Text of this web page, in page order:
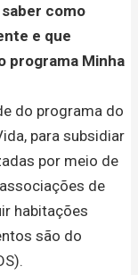
como
e que
programa Minha
do programa do
para subsidiar
por meio de
de
habitações
são do